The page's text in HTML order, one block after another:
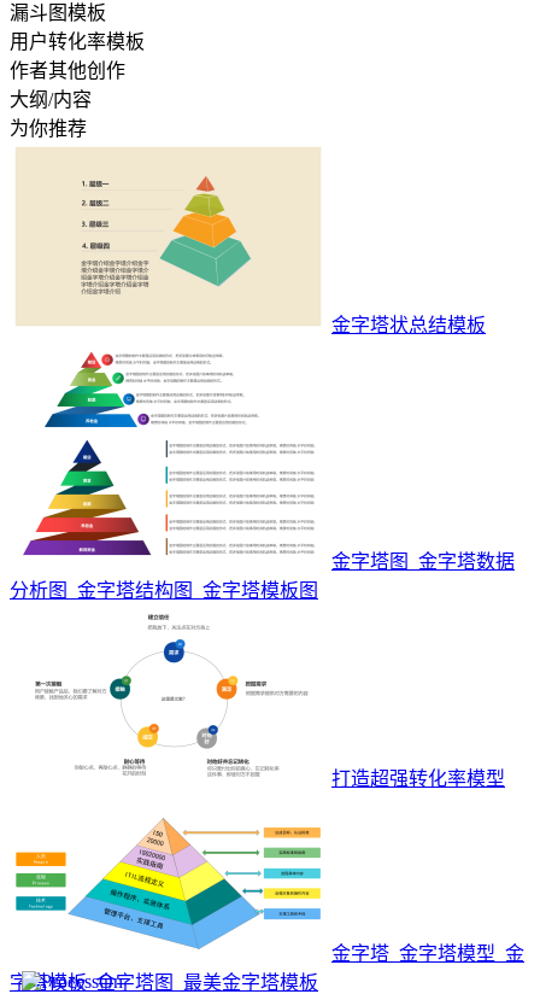
漏斗图模板
用户转化率模板
作者其他创作
大纲/内容
为你推荐
金字塔状总结模板
金字塔图_金字塔数据
分析图_金字塔结构图_金字塔模板图
打造超强转化率模型
金字塔_金字塔模型_金
字塔模板_金字塔图_最美金字塔模板